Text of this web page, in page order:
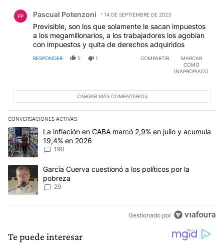
PP Pascual Potenzoni 14 DE SEPTIEMBRE DE 2023
Previsible, son los que solamente le sacan impuestos
a los megamillonarios, a los trabajadores los agobian
con impuestos y quita de derechos adquiridos
RESPONDER 5 1 COMPARTIR
MARCAR
COMO
INAPROPIADO
CARGAR MÁS COMENTARIOS
CONVERSACIONES ACTIVAS
Este listado muestra los artículos con más comentarios en los
Un artículo de tendencia con el título "La inflación en CABA
La inflación en CABA marcó 2,9% en julio y acumula
19,4% en 2026
190
Un artículo de tendencia con el título "García Cuerva cuestionó
García Cuerva cuestionó a los políticos por la
pobreza
29
Gestionado por